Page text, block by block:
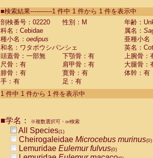
CebidaeSaguinus labiatus(0)
Cebidae Saguinus leucopus (0)
Cebidae
Cebidae
CebidaeSaguinus nigricollis (0)
Cebidae Saguinus oedipus
Cebidae Saguinus weddelli
Cebidae Saguinusspp.
Cebidae Aotus trivirgatus
Cebidae Cebus albifrons
CebidaeCebus nigrivittatus
CebidaeCebus
CebidaeSaimiri boliviensis(0)
CebidaeSaimiri sciureus(0)
AtelidaeAlouatta caraya
■検索結果-----------1 件中 1 件から 1 件を表示中
剖検番号：02220
性別：M
年齢：
科名：Cebidae
属名：
種小名： oedipus
亜種小名
和名：ワタボウシパンシェ
英名：
頭蓋骨：一部無
下顎骨：有
上腕骨：
尺骨：有
肩甲骨：有
大腿骨：
腓骨：有
寛骨：有
体幹：有
手：有
足：有
1 件中 1 件から 1 件を表示中
■学名： ※複数選択可・or検索
All Species(1)
Cheirogaleidae Microcebus murinus(0)
Lemuridae Eulemur fulvus(0)